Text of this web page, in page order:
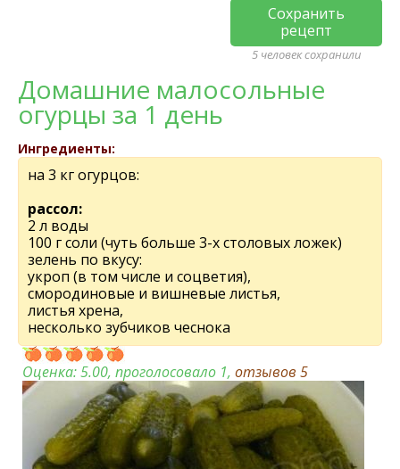
Сохранить
рецепт
5 человек сохранили
Домашние малосольные
огурцы за 1 день
Ингредиенты:
на 3 кг огурцов:
рассол:
2 л воды
100 г соли (чуть больше 3-х столовых ложек)
зелень по вкусу:
укроп (в том числе и соцветия),
смородиновые и вишневые листья,
листья хрена,
несколько зубчиков чеснока
Оценка:5.00, проголосовало 1, отзывов 5